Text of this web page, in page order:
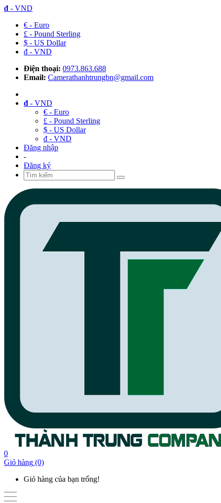
đ - VND
€ - Euro
£ - Pound Sterling
$ - US Dollar
đ - VND
Điện thoại: 0973.863.688
Email: Camerathanhtrungbn@gmail.com
đ - VND
€ - Euro
£ - Pound Sterling
$ - US Dollar
đ - VND
Đăng nhập
-
Đăng ký
0
Giỏ hàng (0)
Giỏ hàng của bạn trống!